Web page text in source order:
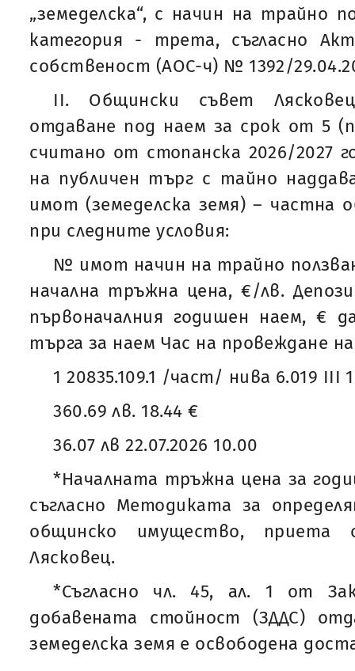
„земеделска“, с начин на трайно
категория - трета, съгласно
собственост (АОС-ч) № 1392/
ІI. Общински съвет
отдаване под наем за срок от 5
считано от стопанска 2026/2027
на публичен търг с тайно
имот (земеделска земя) – частна
при следните условия:
№ имот начин на трайно
начална тръжна цена, €/лв.
първоначалния годишен наем, €
търга за наем Час на провеждане
1 20835.109.1 /част/ нива 6.019 III
360.69 лв. 18.44 €
36.07 лв 22.07.2026 10.00
*Началната тръжна цена за
съгласно Методиката за
общинско имущество,
Лясковец.
*Съгласно чл. 45, ал. 1 от
добавената стойност (ЗДДС)
земеделска земя е освободена